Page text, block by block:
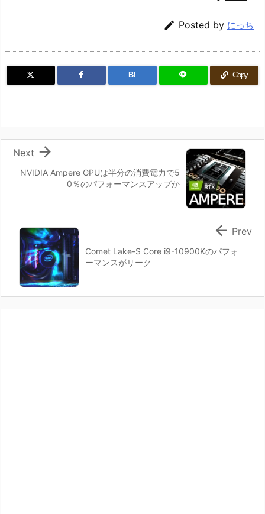
 Posted by にっち
B! Copy
NVIDIA Ampere GPUは半分の消費電力で5
0％のパフォーマンスアップか

Next
Comet Lake-S Core i9-10900Kのパフォ
ーマンスがリーク
 Prev